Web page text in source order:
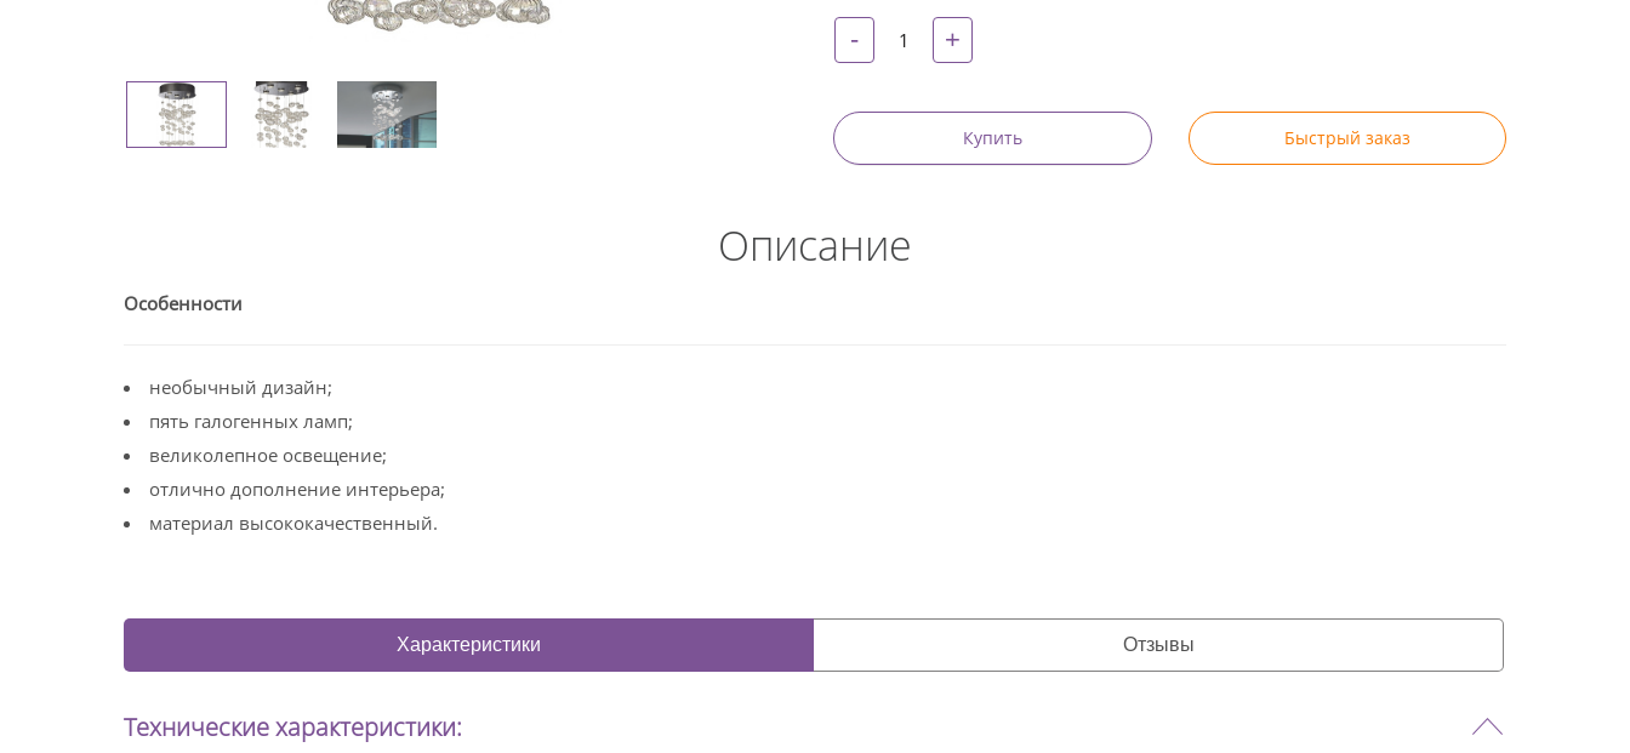
- +
Купить Быстрый заказ
Описание
Особенности
необычный дизайн;
пять галогенных ламп;
великолепное освещение;
отлично дополнение интерьера;
материал высококачественный.
Характеристики Отзывы
Технические характеристики: